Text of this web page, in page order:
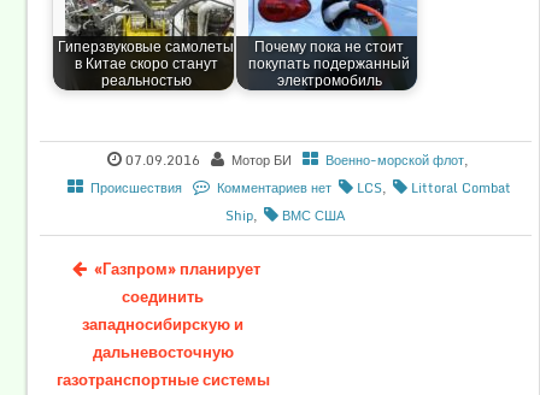
Гиперзвуковые самолеты
в Китае скоро станут
реальностью
Почему пока не стоит
покупать подержанный
электромобиль
07.09.2016 Мотор БИ Военно-морской флот,
Происшествия
Комментариев нет LCS,
Littoral Combat
Ship, ВМС США
«Газпром» планирует
соединить
западносибирскую и
дальневосточную
газотранспортные системы